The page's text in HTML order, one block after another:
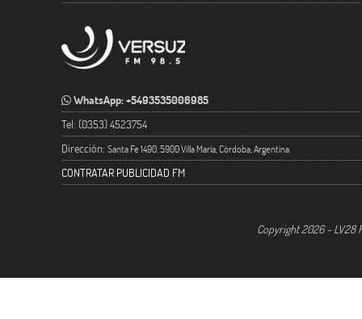
WhatsApp: +5493535006985
Tel: (0353) 4523754
Dirección: Santa Fe 1490. 5900 Villa María, Córdoba, Argentina.
CONTRATAR PUBLICIDAD FM
Copyright 2026 - LV28